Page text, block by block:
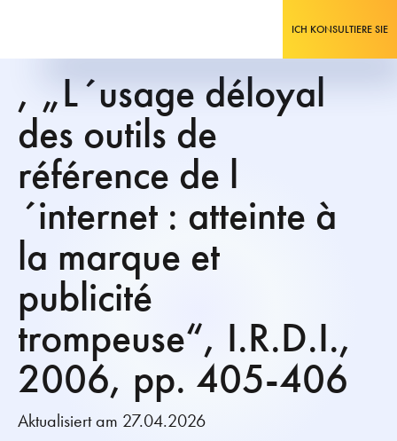
ICH KONSULTIERE SIE
, „L´usage déloyal
des outils de
référence de l
´internet : atteinte à
la marque et
publicité
trompeuse“, I.R.D.I.,
2006, pp. 405-406
Aktualisiert am 27.04.2026